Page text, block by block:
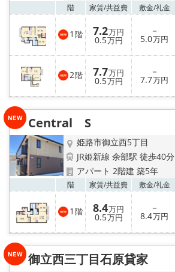
階 家賃/共益費 敷金/礼金
1 階 7.2万円
0.5万円
－
5.0万円
2階 7.7万円
0.5万円
－
7.7万円
Central S
姫路市御立西5丁目
JR姫新線 余部駅 徒歩40分
アパート 2階建 築5年
階 家賃/共益費 敷金/礼金
1 階 8.4万円
0.5万円
－
8.4万円
御立西三丁目石原貸家